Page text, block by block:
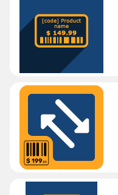
15.0
14.0
Версії Odoo
15.0